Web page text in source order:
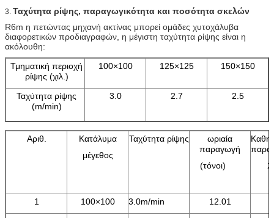
3. Ταχύτητα ρίψης, παραγωγικότητα και ποσότητα σκελών
R6m η πετώντας μηχανή ακτίνας μπορεί ομάδες χυτοχάλυβα
διαφορετικών προδιαγραφών, η μέγιστη ταχύτητα ρίψης είναι η
ακόλουθη:
Τμηματική περιοχή
ρίψης (χιλ.)
100×100 125×125 150×150
Ταχύτητα ρίψης
(m/min)
3.0 2.7 2.5
Αριθ.
Κατάλυμα
μέγεθος
Ταχύτητα ρίψης
ωριαία
παραγωγή
(τόνοι)
1
100×100 3.0m/min 12.01